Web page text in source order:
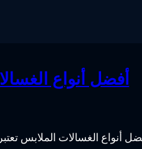
أفضل أنواع
أنواع الغسالات الملابس